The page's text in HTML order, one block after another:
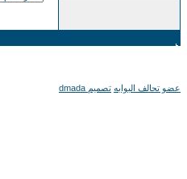
عضو تحالف البوابه تصميم dmada